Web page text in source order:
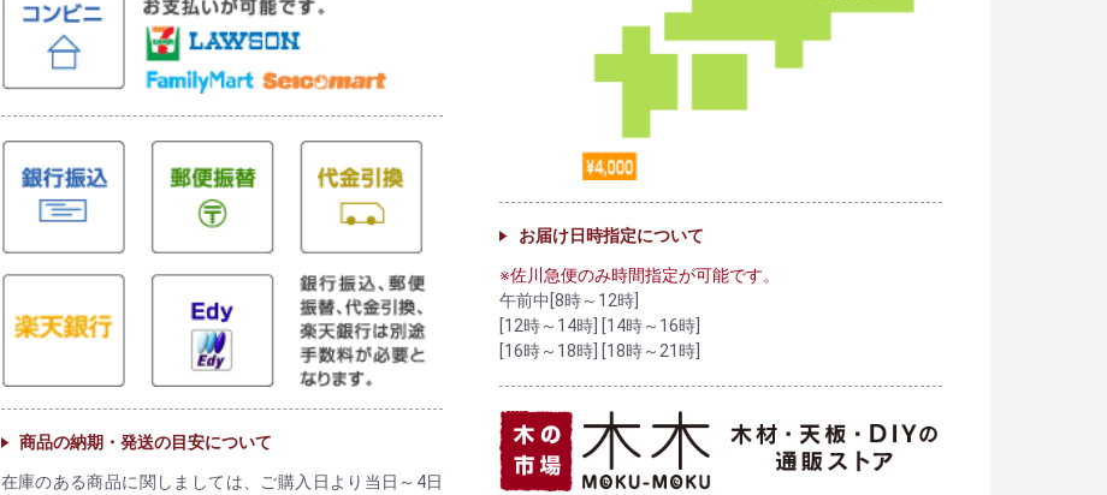
商品の納期・発送の目安について
在庫のある商品に関しましては、ご購入日より当日～4日
お届け日時指定について
※佐川急便のみ時間指定が可能です。
午前中[8時～12時]
[12時～14時] [14時～16時]
[16時～18時] [18時～21時]